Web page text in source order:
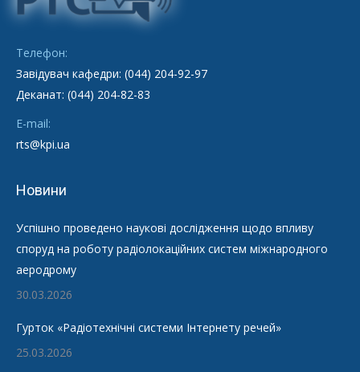
Телефон:
Завідувач кафедри: (044) 204-92-97
Деканат: (044) 204-82-83
E-mail:
rts@kpi.ua
Новини
Успішно проведено наукові дослідження щодо впливу
споруд на роботу радіолокаційних систем міжнародного
аеродрому
30.03.2026
Гурток «Радіотехнічні системи Інтернету речей»
25.03.2026